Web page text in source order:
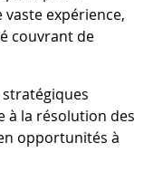
expérience,
couvrant de
à la résolution des
opportunités à